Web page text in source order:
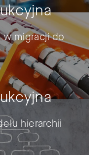
migracji do
hierarchii